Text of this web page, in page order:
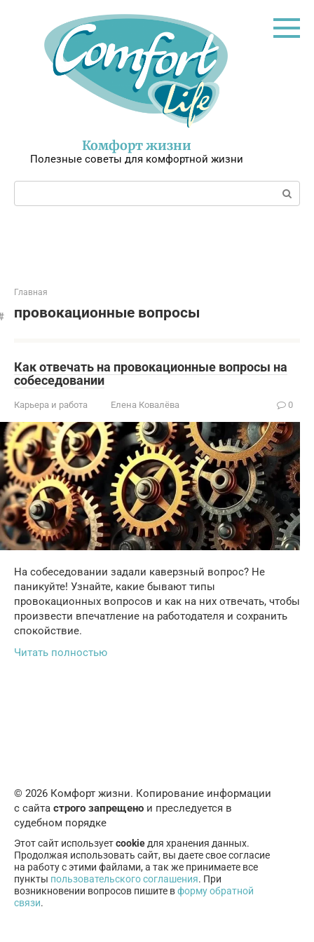
Комфорт жизни
Полезные советы для комфортной жизни
Поиск:
Главная
провокационные вопросы
Как отвечать на провокационные вопросы на
собеседовании
Карьера и работа Елена Ковалёва 0
На собеседовании задали каверзный вопрос? Не
паникуйте! Узнайте, какие бывают типы
провокационных вопросов и как на них отвечать, чтобы
произвести впечатление на работодателя и сохранить
спокойствие.
Читать полностью
© 2026 Комфорт жизни. Копирование информации
с сайта строго запрещено и преследуется в
судебном порядке
Этот сайт используетcookieдля хранения данных.
Продолжая использовать сайт, вы даете свое согласие
на работу с этими файлами, а так же принимаете все
пункты пользовательского соглашения. При
возникновении вопросов пишите вформу обратной
связи.